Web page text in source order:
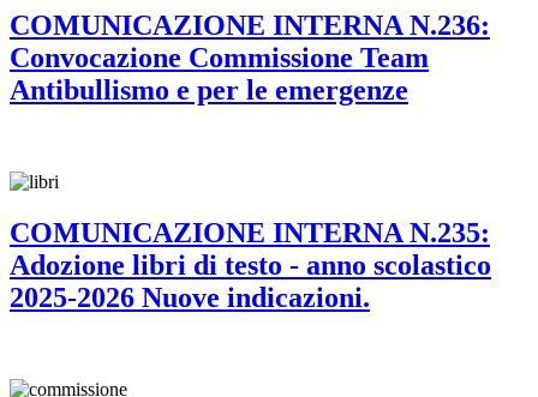
COMUNICAZIONE INTERNA N.236:
Convocazione Commissione Team
Antibullismo e per le emergenze
COMUNICAZIONE INTERNA N.235:
Adozione libri di testo - anno scolastico
2025-2026 Nuove indicazioni.